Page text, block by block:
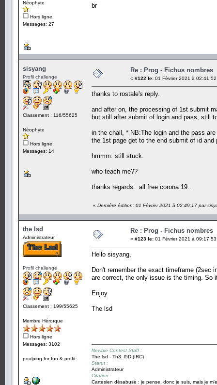
Néophyte
Hors ligne
Messages: 27
br
sisyang
Profil challenge
Classement : 116/55625
Néophyte
Hors ligne
Messages: 14
Re : Prog - Fichus nombres
« #122 le: 01 Février 2021 à
thanks to rostale's reply.
and after on, the processing of 1st submit
but still after submit of login and pass, still
in the chall, * NB:The login and the pass
the 1st page get to the end submit of id
hmmm. still stuck.
who teach me??
thanks regards. all free corona 19..
« Dernière édition: 01 Février 2021 à 02:49:17 par
the lsd
Administrateur
Profil challenge
Classement : 199/55625
Membre Héroïque
Hors ligne
Messages: 3102
poulping for fun & profit
Re : Prog - Fichus nombres
« #123 le: 01 Février 2021 à
Hello sisyang,
Don't remember the exact timeframe (2sec
are correct, the only issue is the timing. So
Enjoy
The lsd
Newbie Contest Staff :
The lsd - Th3_l5D (IRC)
Statut :
Administrateur
Citation :
Cartésien désabusé : je pense, donc je suis, mais je